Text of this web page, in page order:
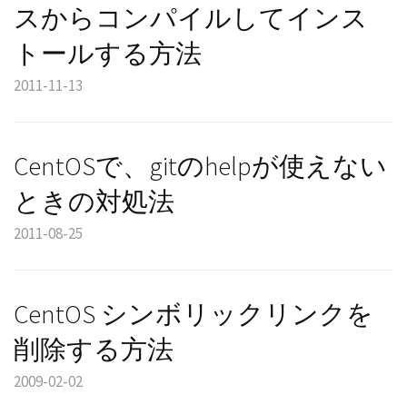
スからコンパイルしてインス
トールする方法
2011-11-13
CentOSで、gitのhelpが使えない
ときの対処法
2011-08-25
CentOS シンボリックリンクを
削除する方法
2009-02-02